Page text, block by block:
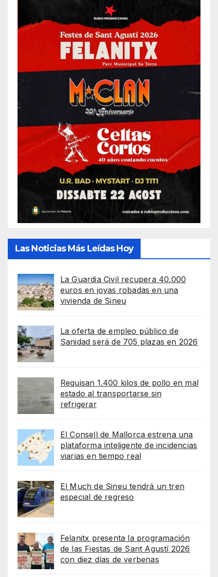
Las Noticias Más Leídas Hoy
La Guardia Civil recupera 40.000
euros en joyas robadas en una
vivienda de Sineu
La oferta de empleo público de
Sanidad será de 705 plazas en 2026
Requisan 1.400 kilos de pollo en mal
estado al transportarse sin
refrigerar
El Consell de Mallorca estrena una
plataforma inteligente de incidencias
viarias en tiempo real
El Much de Sineu tendrá un tren
especial de regreso
Felanitx presenta la programación
de las Fiestas de Sant Agustí 2026
con diez días de verbenas